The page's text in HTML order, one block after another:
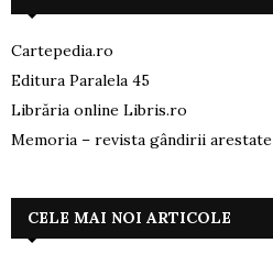
Cartepedia.ro
Editura Paralela 45
Librăria online Libris.ro
Memoria – revista gândirii arestate
CELE MAI NOI ARTICOLE